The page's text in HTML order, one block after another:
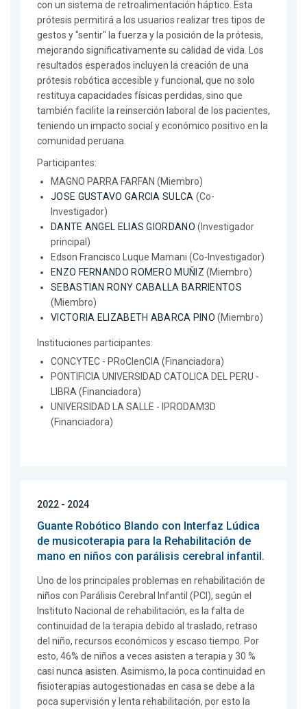
con un sistema de retroalimentación háptico. Esta
prótesis permitirá a los usuarios realizar tres tipos de
gestos y "sentir" la fuerza y la posición de la prótesis,
mejorando significativamente su calidad de vida. Los
resultados esperados incluyen la creación de una
prótesis robótica accesible y funcional, que no solo
restituya capacidades físicas perdidas, sino que
también facilite la reinserción laboral de los pacientes,
teniendo un impacto social y económico positivo en la
comunidad peruana.
Participantes:
MAGNO PARRA FARFAN (Miembro)
JOSE GUSTAVO GARCIA SULCA (Co-
Investigador)
DANTE ANGEL ELIAS GIORDANO (Investigador
principal)
Edson Francisco Luque Mamani (Co-Investigador)
ENZO FERNANDO ROMERO MUÑIZ (Miembro)
SEBASTIAN RONY CABALLA BARRIENTOS
(Miembro)
VICTORIA ELIZABETH ABARCA PINO (Miembro)
Instituciones participantes:
CONCYTEC - PRoCIenCIA (Financiadora)
PONTIFICIA UNIVERSIDAD CATOLICA DEL PERU -
LIBRA (Financiadora)
UNIVERSIDAD LA SALLE - IPRODAM3D
(Financiadora)
2022 - 2024
Guante Robótico Blando con Interfaz Lúdica
de musicoterapia para la Rehabilitación de
mano en niños con parálisis cerebral infantil.
Uno de los principales problemas en rehabilitación de
niños con Parálisis Cerebral Infantil (PCI), según el
Instituto Nacional de rehabilitación, es la falta de
continuidad de la terapia debido al traslado, retraso
del niño, recursos económicos y escaso tiempo. Por
esto, 46% de niños a veces asisten a terapia y 30 %
casi nunca asisten. Asimismo, la poca continuidad en
fisioterapias autogestionadas en casa se debe a la
poca supervisión y lenta rehabilitación, por esto la